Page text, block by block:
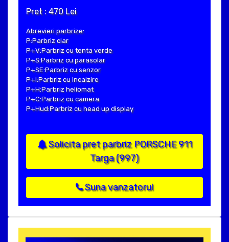
Pret : 470 Lei
Abrevieri parbrize:
P:Parbriz clar
P+V:Parbriz cu tenta verde
P+S:Parbriz cu parasolar
P+SE:Parbriz cu senzor
P+I:Parbriz cu incalzire
P+H:Parbriz heliomat
P+C:Parbriz cu camera
P+Hud:Parbriz cu head up display
Solicita pret parbriz PORSCHE 911
Targa (997)
Suna vanzatorul